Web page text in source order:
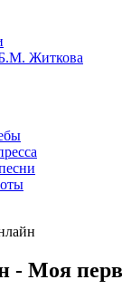
Житкова
- Моя